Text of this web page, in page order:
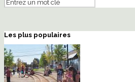
Les plus populaires